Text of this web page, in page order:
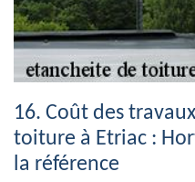
16. Coût des
toiture à Etriac :
la référence